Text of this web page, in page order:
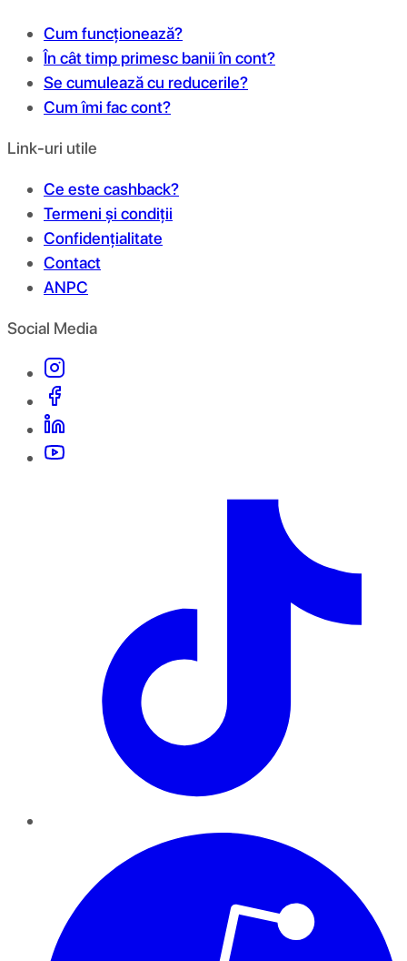
Cum funcționează?
În cât timp primesc banii în cont?
Se cumulează cu reducerile?
Cum îmi fac cont?
Link-uri utile
Ce este cashback?
Termeni și condiții
Confidențialitate
Contact
ANPC
Social Media